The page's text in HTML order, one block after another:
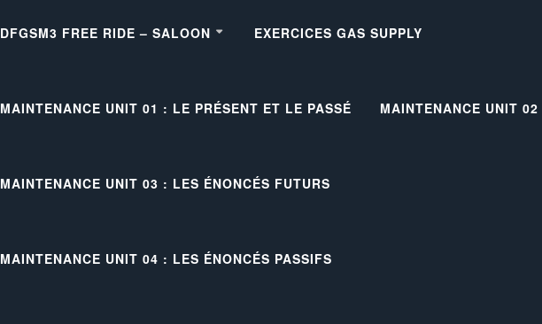
DFGSM3 FREE RIDE – SALOON EXERCICES GAS SUPPLY
MAINTENANCE UNIT 01 : LE PRÉSENT ET LE PASSÉ MAINTENANCE UNIT
MAINTENANCE UNIT 03 : LES ÉNONCÉS FUTURS
MAINTENANCE UNIT 04 : LES ÉNONCÉS PASSIFS